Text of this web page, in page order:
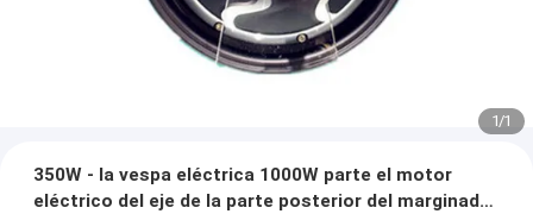
1/1
350W - la vespa eléctrica 1000W parte el motor
eléctrico del eje de la parte posterior del marginado